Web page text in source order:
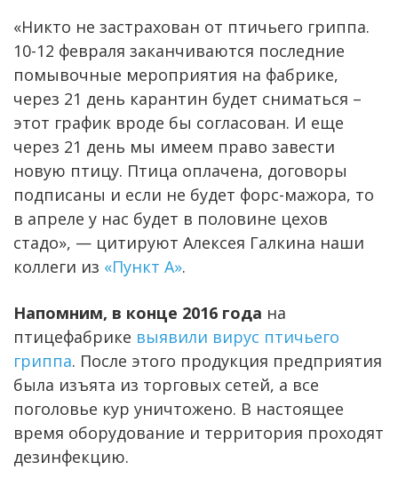
«Никто не застрахован от птичьего гриппа.
10-12 февраля заканчиваются последние
помывочные мероприятия на фабрике,
через 21 день карантин будет сниматься –
этот график вроде бы согласован. И еще
через 21 день мы имеем право завести
новую птицу. Птица оплачена, договоры
подписаны и если не будет форс-мажора, то
в апреле у нас будет в половине цехов
стадо», — цитируют Алексея Галкина наши
коллеги из «Пункт А».
Напомним, в конце 2016 года на
птицефабрике выявили вирус птичьего
гриппа. После этого продукция предприятия
была изъята из торговых сетей, а все
поголовье кур уничтожено. В настоящее
время оборудование и территория проходят
дезинфекцию.